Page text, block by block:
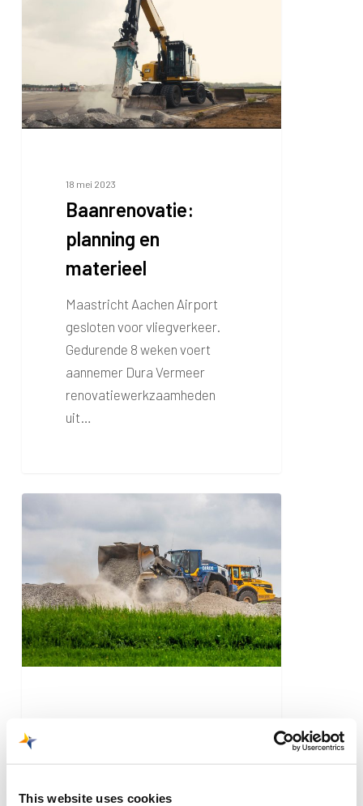
This website uses cookies
18 mei 2023
Baanrenovatie:
planning en
materieel
Maastricht Aachen Airport
gesloten voor vliegverkeer.
Gedurende 8 weken voert
aannemer Dura Vermeer
renovatiewerkzaamheden
uit…
week